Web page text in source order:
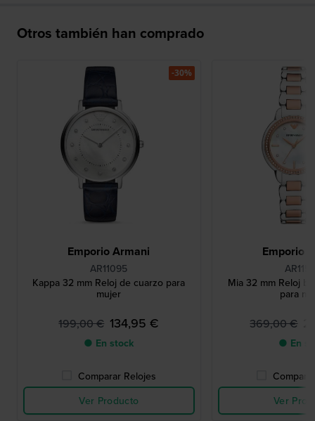
Otros también han comprado
Emporio Armani
AR11095
Kappa 32 mm Reloj de cuarzo para
mujer
199,00 € 134,95 €
● En stock
Comparar Relojes
Ver Producto
-30%
Emporio
Mia 32 mm Reloj
para
369,00 €
● En
Ver